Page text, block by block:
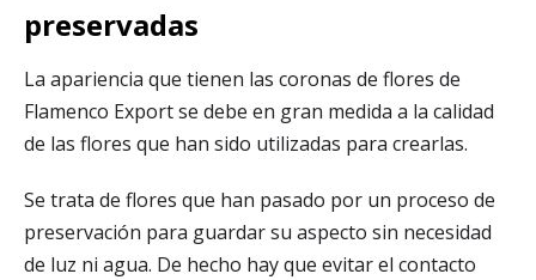
preservadas
La apariencia que tienen las coronas de flores de
Flamenco Export se debe en gran medida a la calidad
de las flores que han sido utilizadas para crearlas.
Se trata de flores que han pasado por un proceso de
preservación para guardar su aspecto sin necesidad
de luz ni agua. De hecho hay que evitar el contacto